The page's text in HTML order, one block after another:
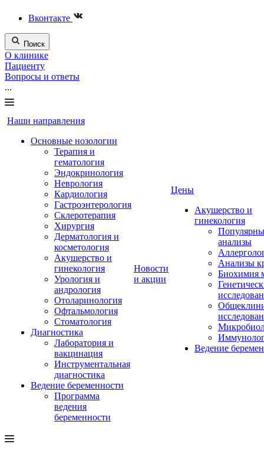
Вконтакте
Поиск
О клинике
Пациенту
Вопросы и ответы
...
Наши направления
Основные нозологии
Терапия и
гематология
Эндокринология
Неврология
Кардиология
Гастроэнтерология
Склеротерапия
Хирургия
Дерматология и
косметология
Акушерство и
гинекология
Урология и
андрология
Отоларинология
Офтальмология
Стоматология
Диагностика
Лаборатория и
вакцинация
Инструментальная
диагностика
Ведение беременности
Программа
ведения
беременности
Новости
и акции
Цены
Акушерство и
гинекология
анализы
Анализы
Биохимия
Ведение